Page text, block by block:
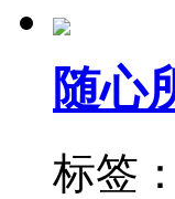
随心
标签：